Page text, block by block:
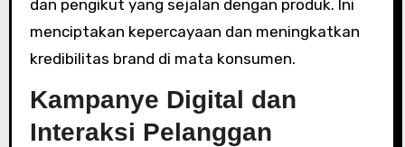
dan pengikut yang sejalan dengan produk. Ini
menciptakan kepercayaan dan meningkatkan
kredibilitas brand di mata konsumen.
Kampanye Digital dan
Interaksi Pelanggan